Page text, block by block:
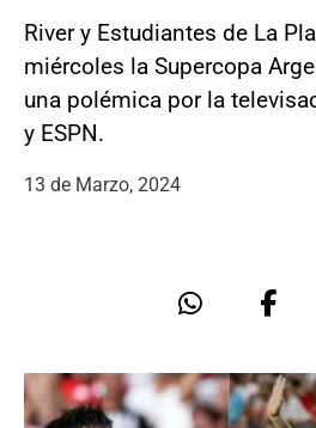
River y Estudiantes de La
miércoles la Supercopa
una polémica por la
y ESPN.
13 de Marzo, 2024